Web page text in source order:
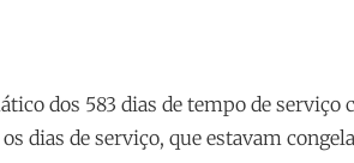
dos 583 dias de tempo de serviço
dias de serviço, que estavam